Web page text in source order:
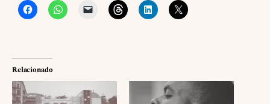
Relacionado